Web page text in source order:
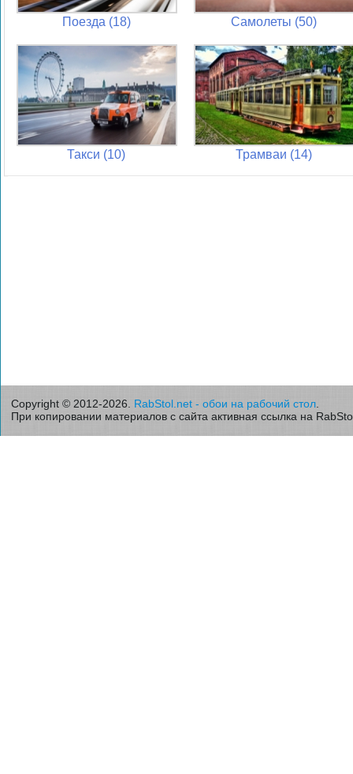
Поезда (18) Самолеты (50)
Такси (10) Трамваи (14)
Copyright © 2012-2026. RabStol.net - обои на рабочий стол
При копировании материалов с сайта активная ссылка на